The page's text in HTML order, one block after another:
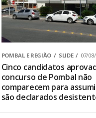
POMBAL E REGIÃO SLIDE 07/
Cinco candidatos
concurso de Pombal não
comparecem para
são declarados